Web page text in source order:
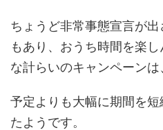
ちょうど非常事態宣言が
もあり、おうち時間を楽
な計らいのキャンペーンは
予定よりも大幅に期間を
たようです。